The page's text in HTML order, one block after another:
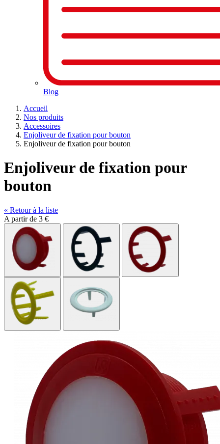
Blog
Accueil
Nos produits
Accessoires
Enjoliveur de fixation pour bouton
Enjoliveur de fixation pour bouton
Enjoliveur de fixation pour
bouton
« Retour à la liste
A partir de 3 €